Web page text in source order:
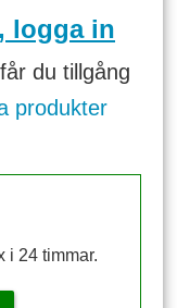
logga in
du tillgång
produkter
i 24 timmar.